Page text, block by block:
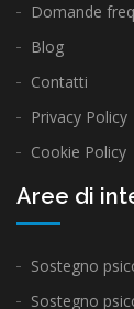
Domande
Blog
Contatti
Privacy Policy
Cookie Policy
Aree di
Sostegno
Sostegno